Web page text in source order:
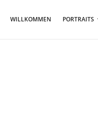
WILLKOMMEN PORTRAITS